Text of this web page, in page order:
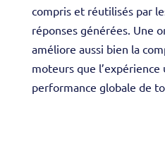
compris et réutilisés par
réponses générées. Une
améliore aussi bien la
moteurs que
performance globale de